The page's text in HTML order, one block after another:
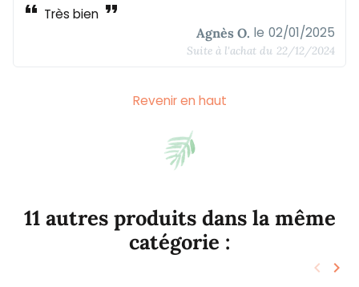
format_quote Très bien format_quote
Agnès O. le 02/01/2025
Suite à l'achat du 22/12/2024
Revenir en haut
11 autres produits dans la même
catégorie :
keyboard_arrow_left keyboard_arrow_right